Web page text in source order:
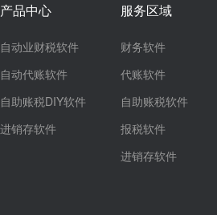
产品中心
自动业财税软件
自动代账软件
自助账税DIY软件
进销存软件
服务区域
财务软件
代账软件
自助账税软件
报税软件
进销存软件